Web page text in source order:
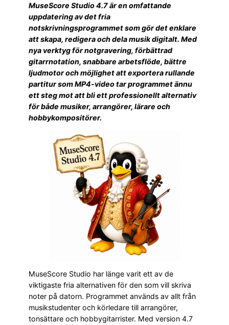
MuseScore Studio 4.7 är en omfattande
uppdatering av det fria
notskrivningsprogrammet som gör det enklare
att skapa, redigera och dela musik digitalt. Med
nya verktyg för notgravering, förbättrad
gitarrnotation, snabbare arbetsflöde, bättre
ljudmotor och möjlighet att exportera rullande
partitur som MP4-video tar programmet ännu
ett steg mot att bli ett professionellt alternativ
för både musiker, arrangörer, lärare och
hobbykompositörer.
MuseScore Studio har länge varit ett av de
viktigaste fria alternativen för den som vill skriva
noter på datorn. Programmet används av allt från
musikstudenter och körledare till arrangörer,
tonsättare och hobbygitarrister. Med version 4.7